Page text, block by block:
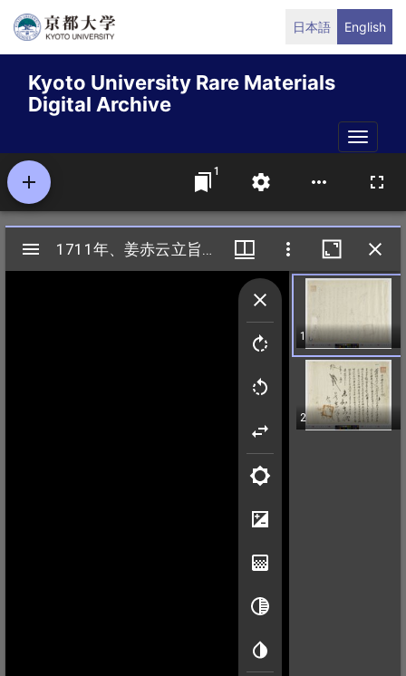
Skip
content
日本語 English
Kyoto University Rare Materials
Digital Archive
Toggle